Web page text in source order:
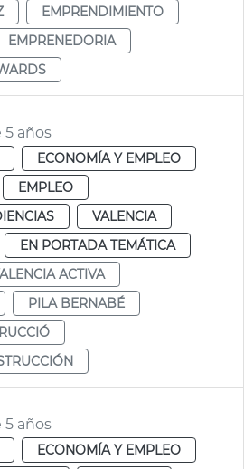
EMPRENDIMIENTO
EMPRENEDORIA
años
ECONOMÍA Y EMPLEO
EMPLEO
VALENCIA
EN PORTADA TEMÁTICA
ACTIVA
PILA BERNABÉ
años
ECONOMÍA Y EMPLEO